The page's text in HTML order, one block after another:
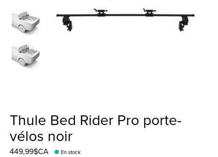
Thule Bed Rider Pro porte-
vélos noir
449,99$CA En stock